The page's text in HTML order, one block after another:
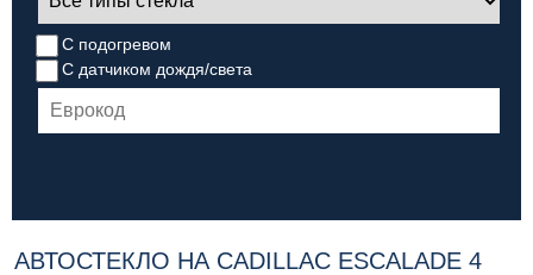
С подогревом
С датчиком дождя/света
АВТОСТЕКЛО НА CADILLAC ESCALADE 4